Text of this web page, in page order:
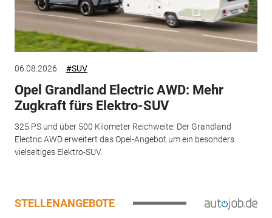
06.08.2026 #SUV
Opel Grandland Electric AWD: Mehr
Zugkraft fürs Elektro-SUV
325 PS und über 500 Kilometer Reichweite: Der Grandland
Electric AWD erweitert das Opel-Angebot um ein besonders
vielseitiges Elektro-SUV.
STELLENANGEBOTE